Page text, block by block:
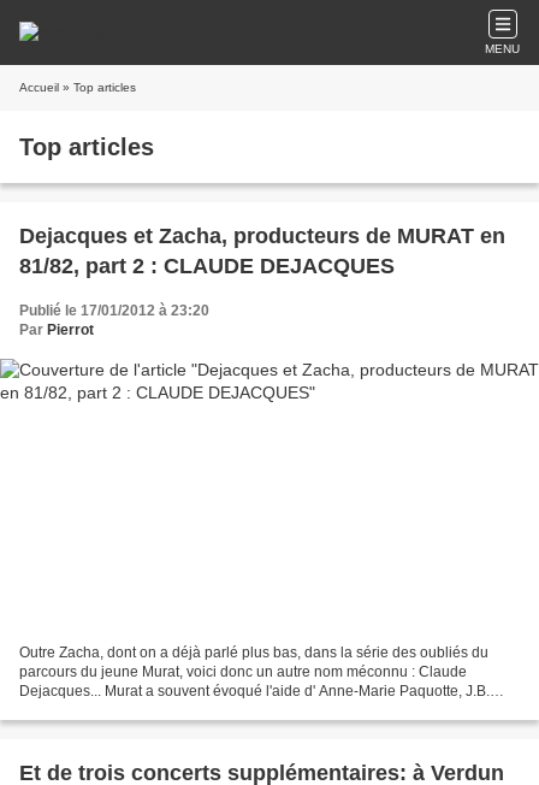
MENU
Accueil » Top articles
Top articles
Dejacques et Zacha, producteurs de MURAT en
81/82, part 2 : CLAUDE DEJACQUES
Publié le 17/01/2012 à 23:20
Par Pierrot
Outre Zacha, dont on a déjà parlé plus bas, dans la série des oubliés du
parcours du jeune Murat, voici donc un autre nom méconnu : Claude
Dejacques... Murat a souvent évoqué l'aide d' Anne-Marie Paquotte, J.B.
Et de trois concerts supplémentaires: à Verdun